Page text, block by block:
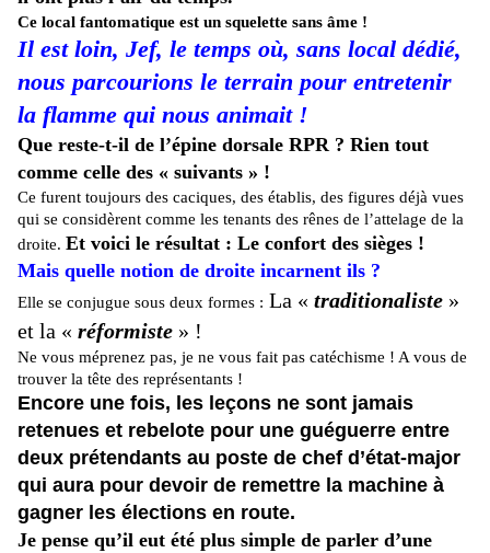
Ce local fantomatique est un squelette sans âme !
Il est loin, Jef, le temps où, sans local dédié,
nous parcourions le terrain pour entretenir
la flamme qui nous animait !
Que reste-t-il de l’épine dorsale RPR ? Rien tout
comme celle des « suivants » !
Ce furent toujours des caciques, des établis, des figures déjà vues
qui se considèrent comme les tenants des rênes de l’attelage de la
droite. Et voici le résultat : Le confort des sièges !
Mais quelle notion de droite incarnent ils ?
Elle se conjugue sous deux formes : La « traditionaliste »
et la « réformiste » !
Ne vous méprenez pas, je ne vous fait pas catéchisme ! A vous de
trouver la tête des représentants !
Encore une fois, les leçons ne sont jamais
retenues et rebelote pour une guéguerre entre
deux prétendants au poste de chef d’état-major
qui aura pour devoir de remettre la machine à
gagner les élections en route.
Je pense qu’il eut été plus simple de parler d’une